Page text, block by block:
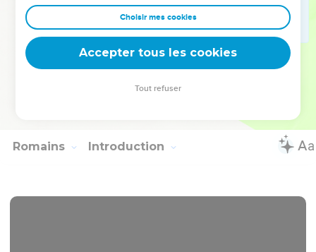
[Lorsqu'il a dit cela, les Juifs sont partis en discutant
vivement entre eux. ]
Paul est resté deux années entières dans une maison qu'il
avait louée. Il accueillait tous ceux qui venaient le voir.
Il prêchait le royaume de Dieu et enseignait ce qui
Romains Introduction
Choisir mes cookies
Accepter tous les cookies
Tout refuser